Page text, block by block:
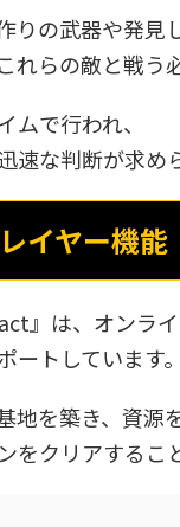
りの武器や発見
れらの敵と戦う
ムで行われ、
速な判断が求め
イヤー機能
』は、オンラ
ートしています。
地を築き、資源
をクリアするこ